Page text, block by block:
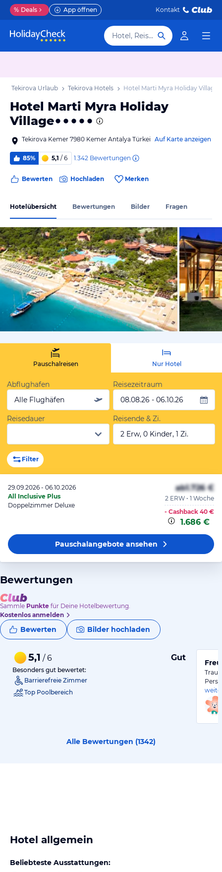
% Deals App öffnen Kontakt
Hotel, Reiseziel
Tekirova Urlaub Tekirova Hotels Hotel Marti Myra Holiday Village
Hotel Marti Myra Holiday
Village
Tekirova Kemer 7980 Kemer Antalya Türkei Auf Karte anzeigen
85% 5,1 / 6 1.342 Bewertungen
Bewerten Hochladen Merken
Hotelübersicht Bewertungen Bilder Fragen
vom
Pauschalreisen Nur Hotel
Abflughafen
Alle Flughäfen
Reisezeitraum
08.08.26 - 06.10.26
Reisedauer
Reisende & Zi.
2 Erw, 0 Kinder, 1 Zi.
Filter
29.09.2026 - 06.10.2026
All Inclusive Plus
Doppelzimmer Deluxe
ab1.726 €
2 ERW • 1 Woche
- Cashback 40 €
1.686 €
Pauschalangeboteansehen
Bewertungen
Sammle Punkte für Deine Hotelbewertung.
Kostenlos anmelden
Bewerten Bilder hochladen
5,1 / 6 Gut
Besonders gut bewertet:
Barrierefreie Zimmer
Top Poolbereich
Alle Bewertungen (1342)
Hotel allgemein
Beliebteste Ausstattungen: